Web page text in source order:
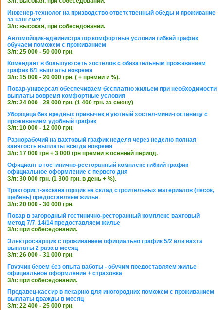
Инженер-технолог на призводство ответственный обеды и проживание
за наш счет
З/п: высокая, при собеседовании.
Автомойщик-администратор комфортные условия гибкий график
обучаем поможем с проживанием
З/п: 25 000 - 50 000 грн.
Комендант в большую сеть хостелов с обязательным проживанием
график 6/1 выплаты вовремя
З/п: 15 000 - 20 000 грн. ( + премии и %).
Повар-универсал обеспечиваем бесплатно жильем при необходимости
выплаты вовремя комфортные условия
З/п: 24 000 - 28 000 грн. (1 400 грн. за смену)
Уборщица без вредных привычек в уютный хостел-мини-гостиницу с
проживанием удобный график
З/п: 10 000 - 12 000 грн.
Разнорабочий на вахтовый график неделя через неделю полная
занятость выплаты всегда вовремя
З/п: 17 000 грн + 3 000 грн премии в осенний период.
Официант в гостинично-ресторанный комплекс гибкий график
официальное оформление с первого дня
З/п: 30 000 грн. (1 300 грн. в день + %).
Тракторист-экскаваторщик на склад строительных материалов (песок,
щебень) предоставляем жилье
З/п: 20 000 - 30 000 грн.
Повар в загородный гостинично-ресторанный комплекс вахтовый
метод 7/7, 14/14 предоставляем жилье
З/п: при собеседовании.
Электросварщик с проживанием официально график 5/2 или вахта
выплаты 2 раза в месяц
З/п: 26 000 - 31 000 грн.
Грузчик берем без опыта работы - обучим предоставляем жилье
официальное оформление + страховка
З/п: при собеседовании.
Продавец-кассир в пекарню для иногородних поможем с проживанием
выплаты дважды в месяц
З/п: 22 400 - 25 000 грн.